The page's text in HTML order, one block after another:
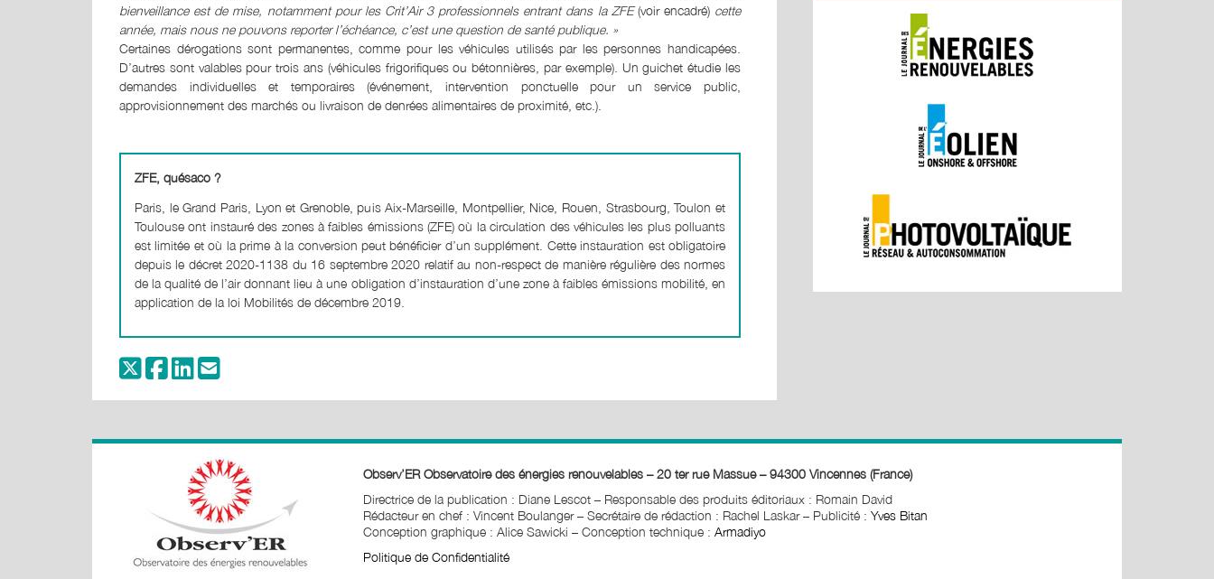
bienveillance est de mise, notamment pour les Crit’Air 3 professionnels entrant dans la ZFE(voir encadré)cette
année, mais nous ne pouvons reporter l’échéance, c’est une question de santé publique. »
Certaines dérogations sont permanentes, comme pour les véhicules utilisés par les personnes handicapées.
D’autres sont valables pour trois ans (véhicules frigorifiques ou bétonnières, par exemple). Un guichet étudie les
demandes individuelles et temporaires (événement, intervention ponctuelle pour un service public,
approvisionnement des marchés ou livraison de denrées alimentaires de proximité, etc.).
ZFE, quésaco ?
Paris, le Grand Paris, Lyon et Grenoble, puis Aix-Marseille, Montpellier, Nice, Rouen, Strasbourg, Toulon et
Toulouse ont instauré des zones à faibles émissions (ZFE) où la circulation des véhicules les plus polluants
est limitée et où la prime à la conversion peut bénéficier d’un supplément. Cette instauration est obligatoire
depuis le décret 2020-1138 du 16 septembre 2020 relatif au non-respect de manière régulière des normes
de la qualité de l’air donnant lieu à une obligation d’instauration d’une zone à faibles émissions mobilité, en
application de la loi Mobilités de décembre 2019.
Observ’ER Observatoire des énergies renouvelables – 20 ter rue Massue – 94300 Vincennes (France)
Directrice de la publication : Diane Lescot – Responsable des produits éditoriaux : Romain David
Rédacteur en chef : Vincent Boulanger – Secrétaire de rédaction : Rachel Laskar– Publicité : Yves Bitan
Conception graphique : Alice Sawicki – Conception technique : Armadiyo
Politique de Confidentialité